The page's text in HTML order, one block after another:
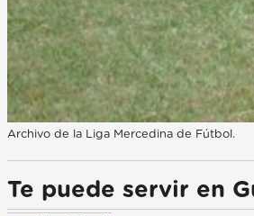
Archivo de la Liga Mercedina de Fútbol.
Te puede servir en